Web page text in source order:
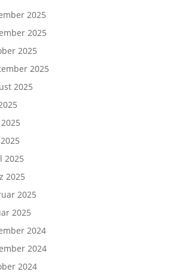
2025
2025
2025
2025
2025
2025
2025
2025
2025
2024
2024
2024